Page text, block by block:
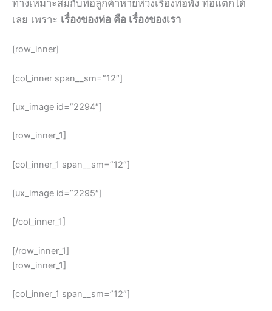
ทางเหมาะสมกับท่อลูกค้าหายห่วงเรื่องท่อพัง ท่อแตกได้
เลย เพราะ เรื่องของท่อ คือ เรื่องของเรา
[row_inner]
[col_inner span__sm=”12″]
[ux_image id=”2294″]
[row_inner_1]
[col_inner_1 span__sm=”12″]
[ux_image id=”2295″]
[/col_inner_1]
[/row_inner_1]
[row_inner_1]
[col_inner_1 span__sm=”12″]